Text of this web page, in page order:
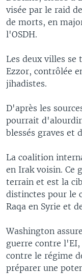
visée par le raid
de morts, en
l'OSDH.
Les deux villes se
Ezzor, contrôlée
jihadistes.
D'après les
pourrait d'alourdir
blessés graves et
La coalition
en Irak voisin. Ce
terrain et est la
distinctes pour le
Raqa en Syrie et
Washington
guerre contre l'EI,
contre le régime
préparer une